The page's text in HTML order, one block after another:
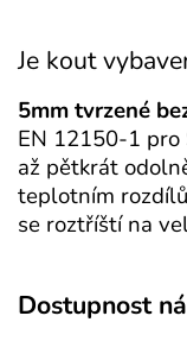
Je kout
5mm tvrzené
EN 12150-1 pro
až pětkrát
teplotním
se roztříští na
Dostupnost